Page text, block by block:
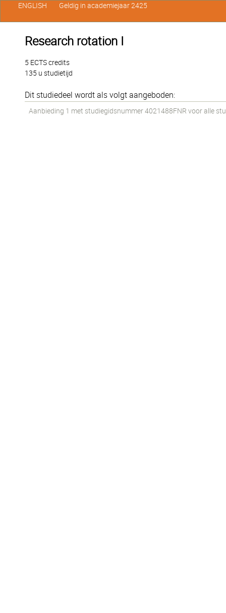
Research rotation I
5 ECTS credits
135 u studietijd
Dit studiedeel wordt als volgt aangeboden:
Aanbieding 1 met studiegidsnummer 4021488FNR voor alle
ENGLISH Geldig in academiejaar 2425